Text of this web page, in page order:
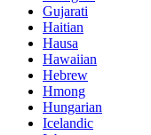
Gujarati
Haitian
Hausa
Hawaiian
Hebrew
Hmong
Hungarian
Icelandic